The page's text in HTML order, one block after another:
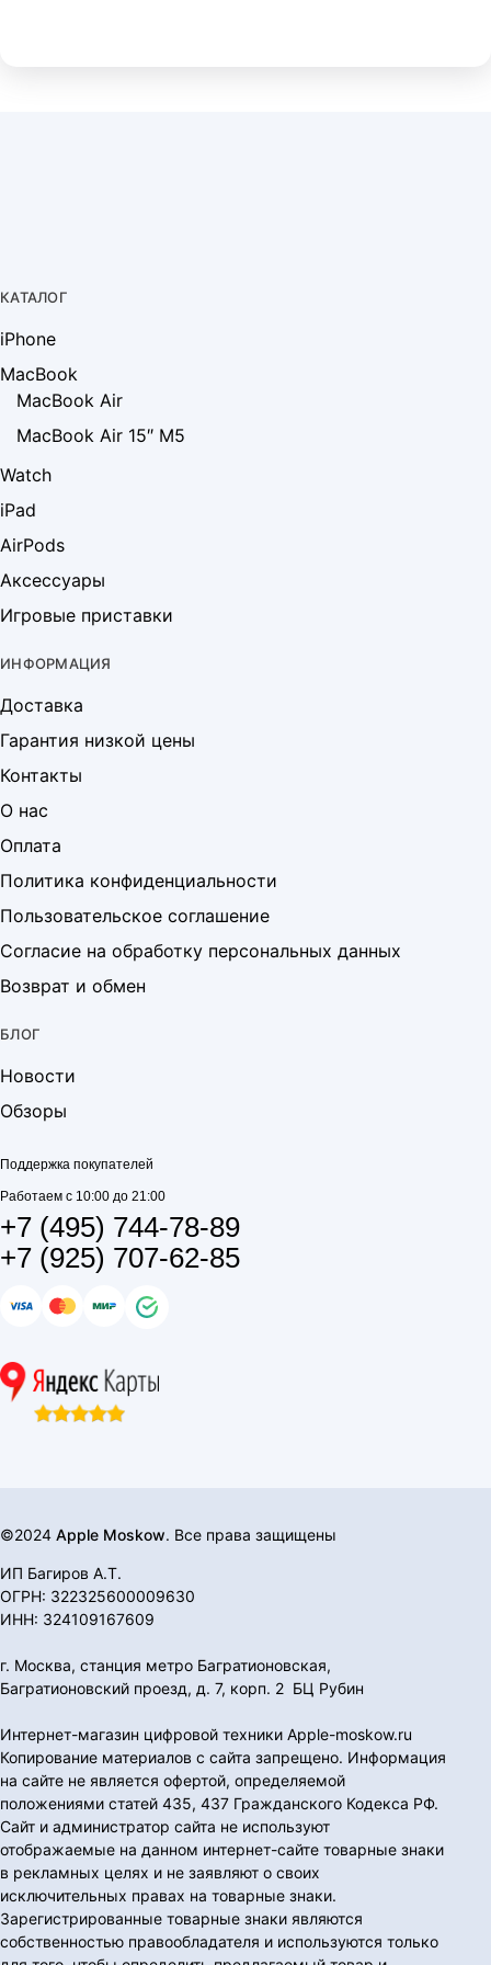
КАТАЛОГ
iPhone
MacBook
MacBook Air
MacBook Air 15″ M5
Watch
iPad
AirPods
Аксессуары
Игровые приставки
ИНФОРМАЦИЯ
Доставка
Гарантия низкой цены
Контакты
О нас
Оплата
Политика конфиденциальности
Пользовательское соглашение
Согласие на обработку персональных данных
Возврат и обмен
БЛОГ
Новости
Обзоры
Поддержка покупателей
Работаем с 10:00 до 21:00
+7 (495) 744-78-89
+7 (925) 707-62-85
©2024 Apple Moskow. Все права защищены
ИП Багиров А.Т.
ОГРН: 322325600009630
ИНН: 324109167609
г. Москва, станция метро Багратионовская,
Багратионовский проезд, д. 7, корп. 2 БЦ Рубин
Интернет-магазин цифровой техники Apple-moskow.ru
Копирование материалов с сайта запрещено. Информация
на сайте не является офертой, определяемой
положениями статей 435, 437 Гражданского Кодекса РФ.
Сайт и администратор сайта не используют
отображаемые на данном интернет-сайте товарные знаки
в рекламных целях и не заявляют о своих
исключительных правах на товарные знаки.
Зарегистрированные товарные знаки являются
собственностью правообладателя и используются только